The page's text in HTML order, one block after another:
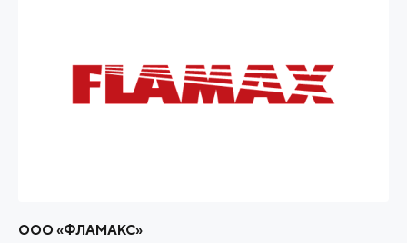
ООО «ФЛАМАКС»